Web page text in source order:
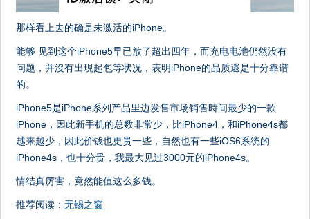
那样看上去的确是未激活的iPhone。
能够 见到这个iPhone5早已放了超出四年，而充电电池仍然没有
问题，并沒有出現起包等状况，表明iPhone的品质還是十分靠谱
的。
iPhone5是iPhone系列产品里边发售市场销售時间最少的一款
iPhone，因此新手机的总数非常少，比iPhone4，和iPhone4s都
越来越少，因此价钱也更贵一些，自然也有一些iOS6系统的
iPhone4s，也十分贵，我最大见过3000元的iPhone4s。
情结真厉害，竟然能值这么多钱。
推荐阅读：无锡之窗